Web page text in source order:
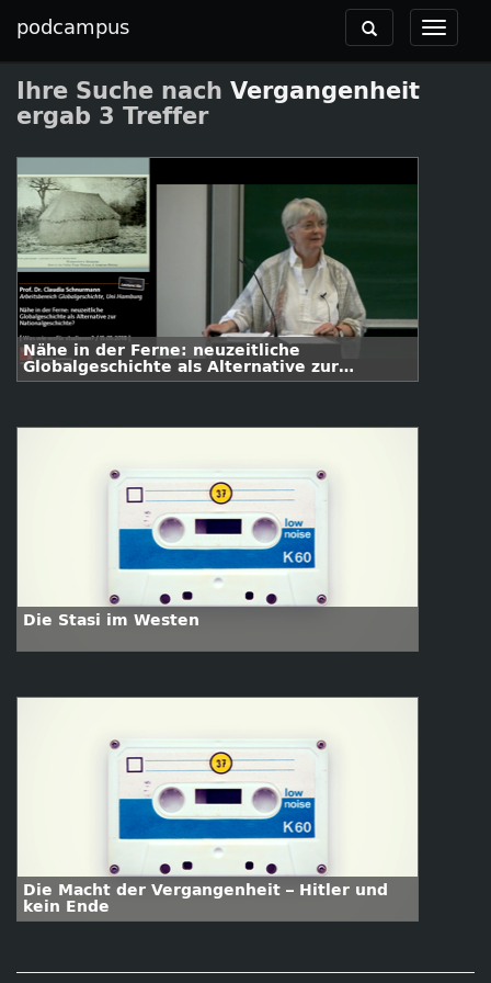
podcampus
Toggle
Toggle
navigation
Ihre Suche nach Vergangenheit
ergab 3 Treffer
Nähe in der Ferne: neuzeitliche
Globalgeschichte als Alternative zur
Nationalgeschichte?
Die Stasi im Westen
Die Macht der Vergangenheit – Hitler und
kein Ende